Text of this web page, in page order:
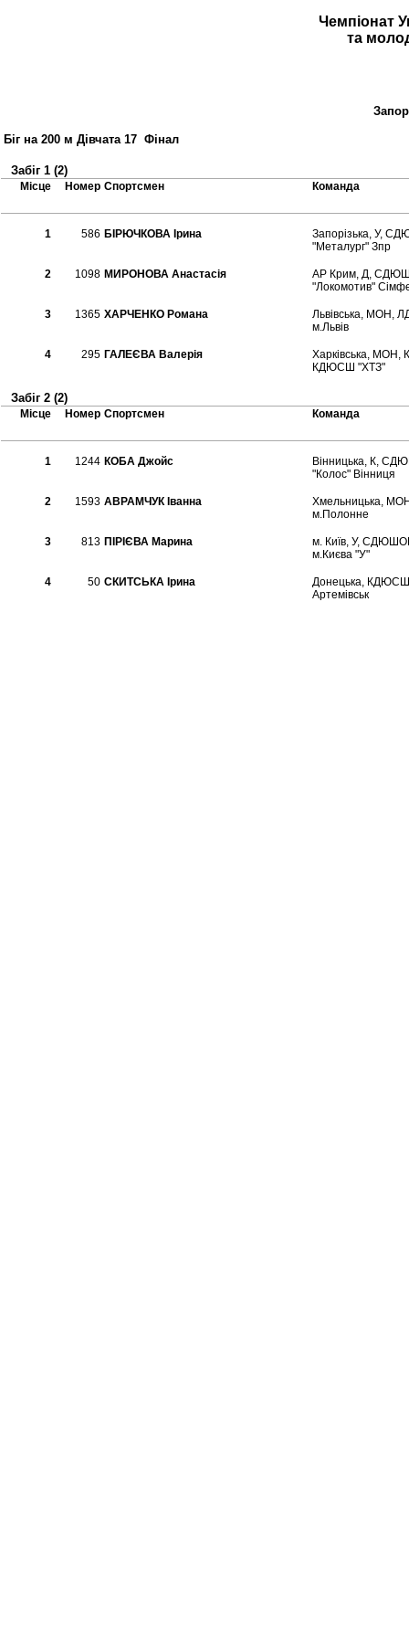
Чемпіонат
та
Біг на 200 м Дівчата 17 Фінал
Забіг 1 (2)
Місце Номер Спортсмен Команда
1 586 БІРЮЧКОВА Ірина
Запорiзька, У,
"Металург" Зпр
2 1098 МИРОНОВА Анастасія
АР Крим, Д,
"Локомотив"
3 1365 ХАРЧЕНКО Романа
Львiвська, МОН,
м.Львів
4 295 ГАЛЕЄВА Валерія
Харкiвська, МОН,
КДЮСШ "ХТЗ"
Забіг 2 (2)
Місце Номер Спортсмен Команда
1 1244 КОБА Джойс
Вінницька, К,
"Колос" Вінниця
2 1593 АВРАМЧУК Іванна
Хмельницька,
м.Полонне
3 813 ПІРІЄВА Марина
м. Київ, У,
м.Києва "У"
4 50 СКИТСЬКА Ірина
Донецька,
Артемівськ